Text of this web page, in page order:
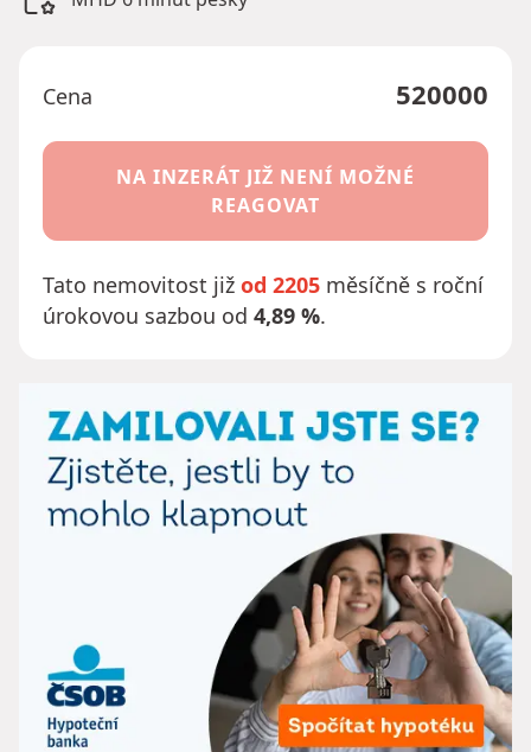
Cena 520000
NA INZERÁT JIŽ NENÍ MOŽNÉ
REAGOVAT
Tato nemovitost již od 2205 měsíčně s roční
úrokovou sazbou od 4,89 %.